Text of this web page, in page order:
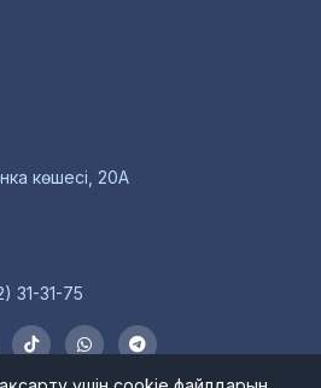
көшесі, 20А
31-31-75